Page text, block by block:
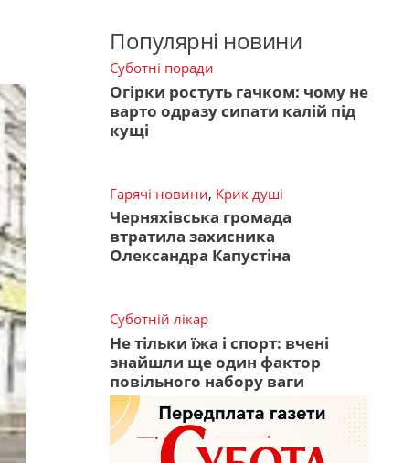
Популярні новини
Суботні поради
Огірки ростуть гачком: чому не
варто одразу сипати калій під
кущі
Гарячі новини, Крик душі
Черняхівська громада
втратила захисника
Олександра Капустіна
Суботній лікар
Не тільки їжа і спорт: вчені
знайшли ще один фактор
повільного набору ваги